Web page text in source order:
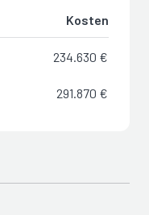
Kosten
234.630 €
291.870 €